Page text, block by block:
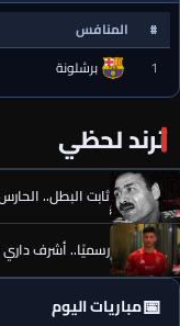
# المنافس
1
برشلونة
ترند لحظي
ثابت البطل..
رسميًا.. أشرف
📅مباريات اليوم